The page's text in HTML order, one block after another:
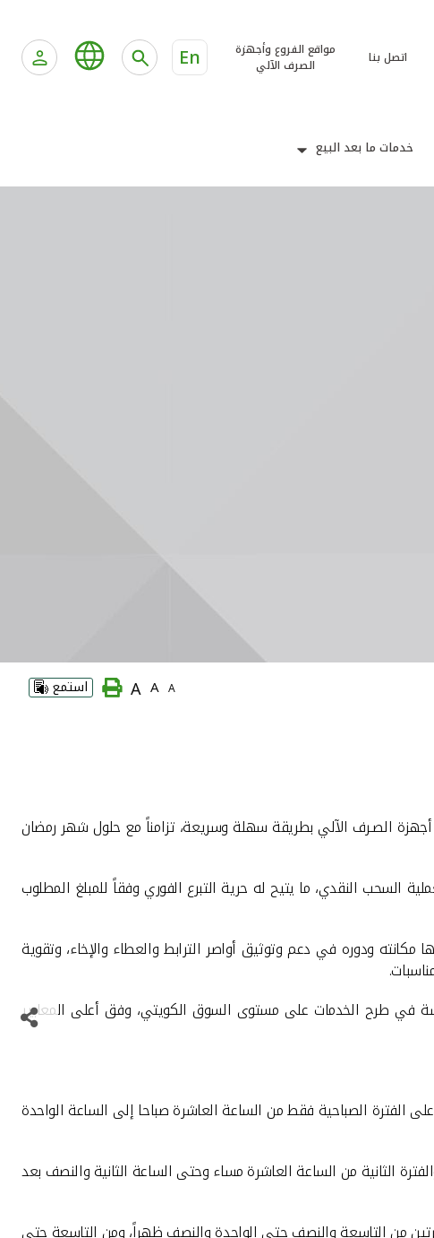
اتصل بنا
مواقع الفروع وأجهزة
الصرف الآلي
En
خدمات ما بعد البيع
A
A
A استمع
أجهزة الصـرف الآلي بطريقة سهلة وسريعة، تزامناً مع حلول شهر رمضان
النقدي، ما يتيح له حرية التبرع الفوري وفقاً للمبلغ المطلوب
مكانته ودوره في دعم وتوثيق أواصر الترابط والعطاء والإخاء، وتقوية
.
في طرح الخدمات على مستوى السوق الكويتي، وفق أعلى المعايير
الصباحية فقط من الساعة العاشرة صباحا إلى الساعة الواحدة
الثانية من الساعة العاشرة مساء وحتى الساعة الثانية والنصف بعد
من التاسعة والنصف حتى الواحدة والنصف ظهراً، ومن التاسعة حتى